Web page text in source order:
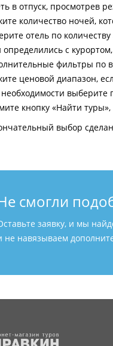
в отпуск, просмотрев
количество ночей,
отель по
определились с
фильтры по
ценовой диапазон,
выберите
кнопку «Найти
выбор
смогли
заявку, и мы
не навязываем